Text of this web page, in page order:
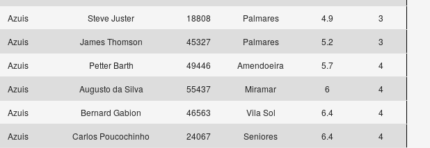
Azuis Steve Juster 18808 Palmares 4.9
3
Azuis James Thomson 45327 Palmares 5.2
3
Azuis Petter Barth 49446 Amendoeira 5.7
4
Azuis Augusto da Silva 55437 Miramar 6
4
Azuis Bernard Gabion 46563 Vila Sol 6.4
4
Azuis Carlos Poucochinho 24067 Seniores 6.4
4